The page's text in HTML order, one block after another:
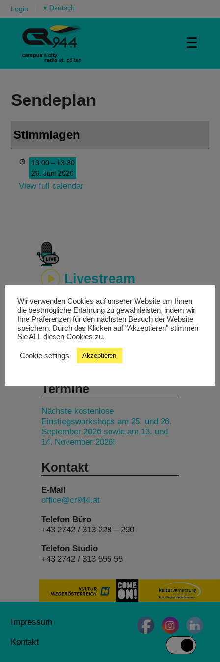
Login ▾
☰
Sendeplan
Stimmlagen
13:00 – 13:30
26. Juni 2026
View full calendar
Livestream
Studiochat
Songfinder
Termine
Nächste kostenlose
Einstiegsworkshops am 25. und 26.
September 2026 sowie am 13. und
14. November 2026!
Kontakt
E-Mail
office@cr944.at
Telefon Büro
+43 2742 / 313 228 – 290
Telefon Studio
+43 2742 / 313 555 55
Impressum
Kontakt
Wir verwenden Cookies auf unserer Website um Ihnen
die bestmögliche Erfahrung zu gewährleisten, indem wir
Ihre Präferenzen für den nächsten Besuch der Website
speichern. Durch das Klicken auf "Akzeptieren" stimmen
Sie ALL diesen Cookies zu.
Cookie settings Akzeptieren